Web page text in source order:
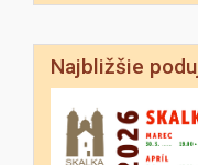
Najbližšie